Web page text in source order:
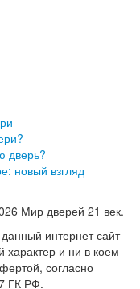
дверь?
новый взгляд
Мир дверей 21 век.
интернет сайт
характер и ни в коем
согласно
ГК РФ.